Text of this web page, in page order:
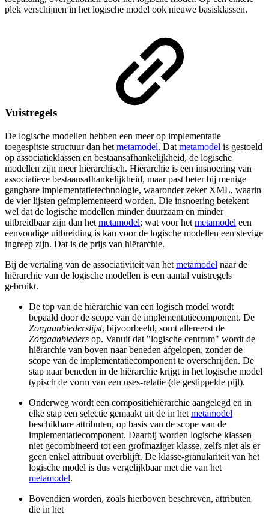
plek verschijnen in het logische model ook nieuwe basisklassen.
Vuistregels
De logische modellen hebben een meer op implementatie
toegespitste structuur dan het metamodel. Dat metamodel is gestoeld
op associatieklassen en bestaansafhankelijkheid, de logische
modellen zijn meer hiërarchisch. Hiërarchie is een insnoering van
associatieve bestaansafhankelijkheid, maar past beter bij menige
gangbare implementatietechnologie, waaronder zeker XML, waarin
de vier lijsten geïmplementeerd worden. Die insnoering betekent
wel dat de logische modellen minder duurzaam en minder
uitbreidbaar zijn dan het metamodel; wat voor het metamodel een
eenvoudige uitbreiding is kan voor de logische modellen een stevige
ingreep zijn. Dat is de prijs van hiërarchie.
Bij de vertaling van de associativiteit van het metamodel naar de
hiërarchie van de logische modellen is een aantal vuistregels
gebruikt.
De top van de hiërarchie van een logisch model wordt
bepaald door de scope van de implementatiecomponent. De
Zorgaanbiederslijst, bijvoorbeeld, somt allereerst de
Zorgaanbieders op. Vanuit dat "logische centrum" wordt de
hiërarchie van boven naar beneden afgelopen, zonder de
scope van de implementatiecomponent te overschrijden. De
stap naar beneden in de hiërarchie krijgt in het logische model
typisch de vorm van een uses-relatie (de gestippelde pijl).
Onderweg wordt een compositiehiërarchie aangelegd en in
elke stap een selectie gemaakt uit de in het metamodel
beschikbare attributen, op basis van de scope van de
implementatiecomponent. Daarbij worden logische klassen
niet gecombineerd tot een grofmaziger klasse, zelfs niet als er
geen enkel attribuut overblijft. De klasse-granulariteit van het
logische model is dus vergelijkbaar met die van het
metamodel.
Bovendien worden, zoals hierboven beschreven, attributen
die in het